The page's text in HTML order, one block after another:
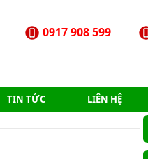
0917 908 599
TIN TỨC
LIÊN HỆ